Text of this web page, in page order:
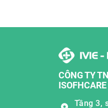
CÔNG TY
ISOFHCARE
Tầng 3,